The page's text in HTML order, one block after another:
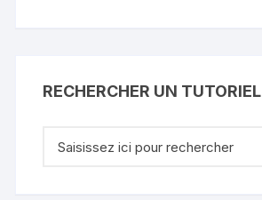
RECHERCHER UN TUTORIEL
pour